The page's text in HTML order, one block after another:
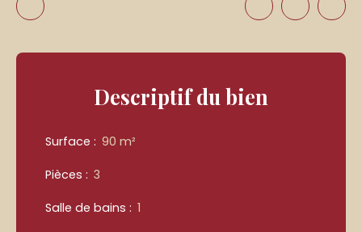
Descriptifdu bien
Surface : 90 m²
Pièces : 3
Salle de bains : 1